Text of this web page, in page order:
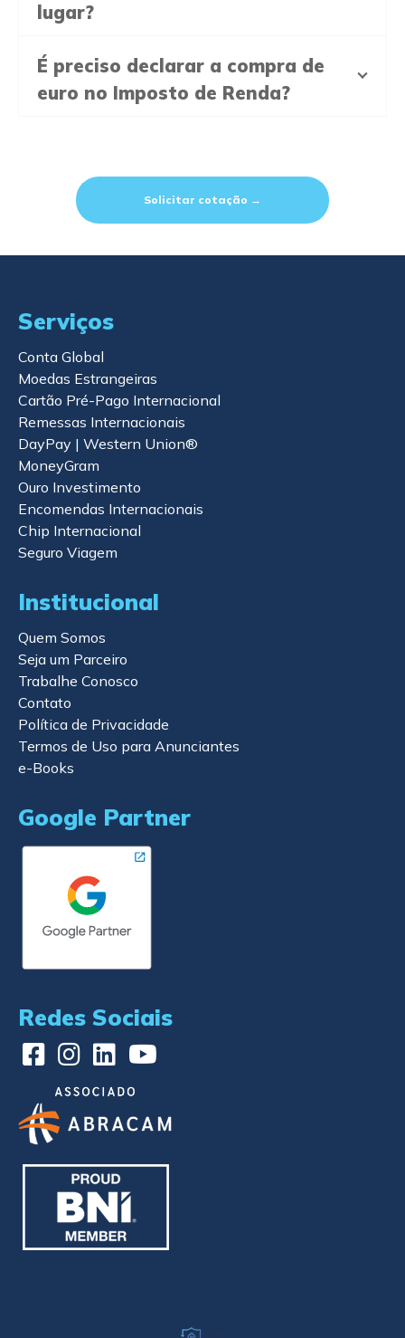
lugar?
É preciso declarar a compra de
euro no Imposto de Renda?
Solicitar cotação →
Serviços
Conta Global
Moedas Estrangeiras
Cartão Pré-Pago Internacional
Remessas Internacionais
DayPay | Western Union®
MoneyGram
Ouro Investimento
Encomendas Internacionais
Chip Internacional
Seguro Viagem
Institucional
Quem Somos
Seja um Parceiro
Trabalhe Conosco
Contato
Política de Privacidade
Termos de Uso para Anunciantes
e-Books
Google Partner
Redes Sociais